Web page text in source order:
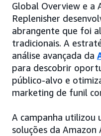
Global Overview e a
Replenisher
abrangente que foi
tradicionais. A
análise avançada da
para descobrir
público-alvo e
marketing de funil
A campanha utilizou
soluções da Amazon